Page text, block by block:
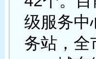
级服务
务站，全